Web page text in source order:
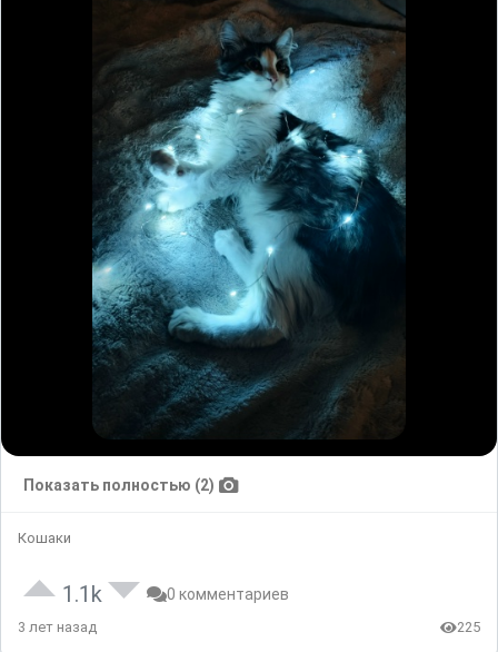
Показать полностью (2)
Кошаки
1.1k 0 комментариев
3 лет назад 225